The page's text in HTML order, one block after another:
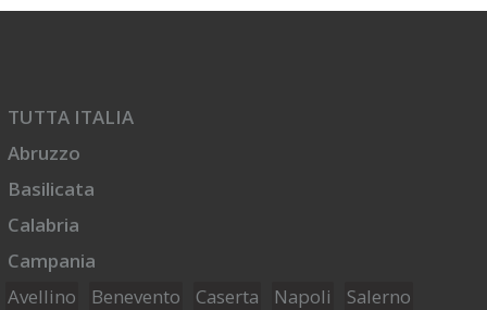
TUTTA ITALIA
Abruzzo
Basilicata
Calabria
Campania
Avellino
Benevento Caserta Napoli
Salerno